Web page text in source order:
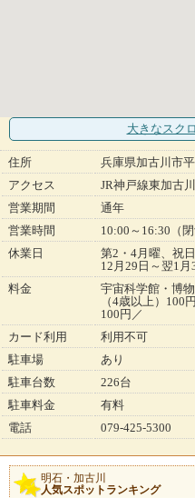
大きなスク
住所
兵庫県加古川市
アクセス
JR神戸線東加古
営業期間
通年
営業時間
10:00～16:30（閉
休業日
第2・4月曜、祝
12月29日～翌1月
料金
宇宙科学館・博
（4歳以上）100
100円／
カード利用
利用不可
駐車場
あり
駐車台数
226台
駐車料金
有料
電話
079-425-5300
明石・加古川
人気スポットランキング